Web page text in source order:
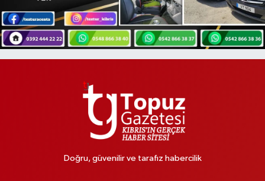
Doğru, güvenilir ve tarafız habercilik